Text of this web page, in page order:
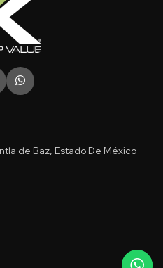
de Baz, Estado De México